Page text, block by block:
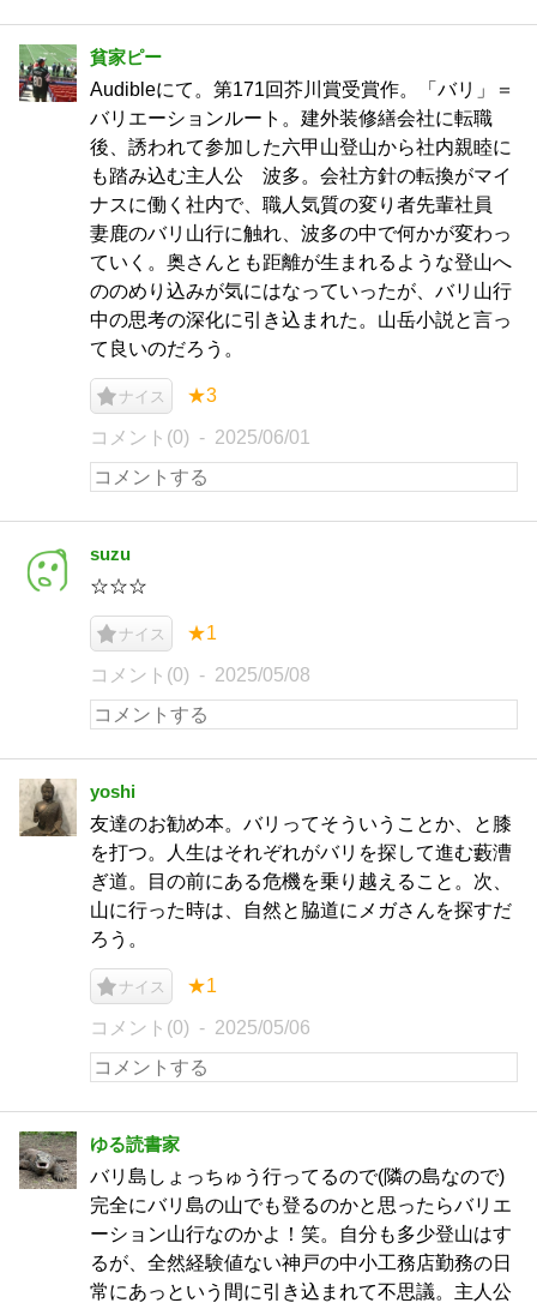
貧家ピー
Audibleにて。第171回芥川賞受賞作。「バリ」＝
バリエーションルート。建外装修繕会社に転職
後、誘われて参加した六甲山登山から社内親睦に
も踏み込む主人公 波多。会社方針の転換がマイ
ナスに働く社内で、職人気質の変り者先輩社員
妻鹿のバリ山行に触れ、波多の中で何かが変わっ
ていく。奥さんとも距離が生まれるような登山へ
ののめり込みが気にはなっていったが、バリ山行
中の思考の深化に引き込まれた。山岳小説と言っ
て良いのだろう。
ナイス ★3
コメント(0) 2025/06/01
suzu
☆☆☆
ナイス ★1
コメント(0) 2025/05/08
yoshi
友達のお勧め本。バリってそういうことか、と膝
を打つ。人生はそれぞれがバリを探して進む藪漕
ぎ道。目の前にある危機を乗り越えること。次、
山に行った時は、自然と脇道にメガさんを探すだ
ろう。
ナイス ★1
コメント(0) 2025/05/06
ゆる読書家
バリ島しょっちゅう行ってるので(隣の島なので)
完全にバリ島の山でも登るのかと思ったらバリエ
ーション山行なのかよ！笑。自分も多少登山はす
るが、全然経験値ない神戸の中小工務店勤務の日
常にあっという間に引き込まれて不思議。主人公